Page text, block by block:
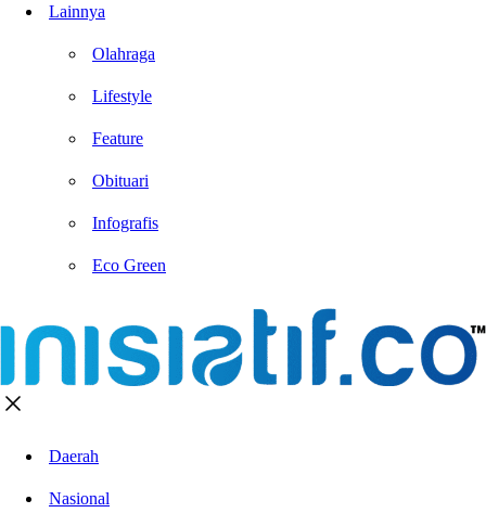
Lainnya
Olahraga
Lifestyle
Feature
Obituari
Infografis
Eco Green
Daerah
Nasional